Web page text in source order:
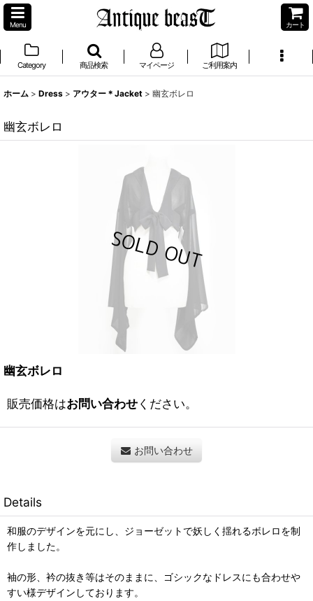
Menu カート
Category 商品検索 マイページ ご利用案内
ホーム > Dress > アウター＊Jacket > 幽玄ボレロ
幽玄ボレロ
幽玄ボレロ
販売価格はお問い合わせください。
お問い合わせ
Details
和服のデザインを元にし、ジョーゼットで妖しく揺れるボレロを制
作しました。
袖の形、衿の抜き等はそのままに、ゴシックなドレスにも合わせや
すい様デザインしております。